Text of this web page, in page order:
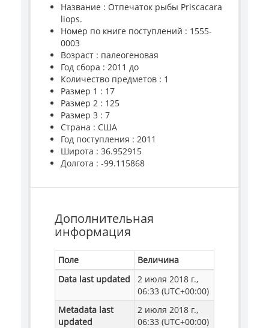
Название : Отпечаток рыбы Priscacara
liops.
Номер по книге поступлений : 1555-
0003
Возраст : палеогеновая
Год сбора : 2011 до
Количество предметов : 1
Размер 1 : 17
Размер 2 : 125
Размер 3 : 7
Страна : США
Год поступления : 2011
Широта : 36.952915
Долгота : -99.115868
Дополнительная
информация
Поле
Величина
Data last updated
2 июля 2018 г.,
06:33 (UTC+00:00)
Metadata last
updated
2 июля 2018 г.,
06:33 (UTC+00:00)